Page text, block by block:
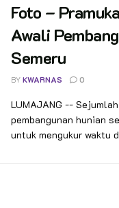
Foto –
Awali
Semeru
BY KWARNAS 0
LUMAJANG --
pembangunan hunian
untuk mengukur waktu